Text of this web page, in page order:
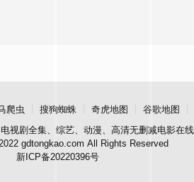
爬虫 搜狗蜘蛛 奇虎地图 谷歌地图
视剧全集、综艺、动漫、高清无删减电影在
gdtongkao.com All Rights Reserved
新ICP备20220396号